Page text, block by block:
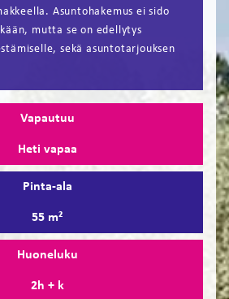
Asuntohakemus ei sido
mutta se on edellytys
sekä asuntotarjouksen
Vapautuu
Heti vapaa
Pinta-ala
55 m²
Huoneluku
2h + k